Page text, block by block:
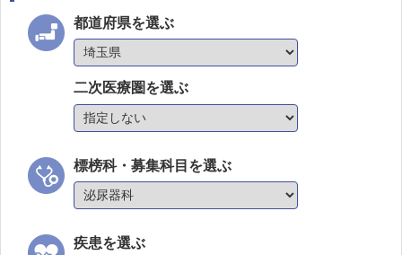
都道府県を選ぶ
二次医療圏を選ぶ
標榜科・募集科目を選ぶ
疾患を選ぶ